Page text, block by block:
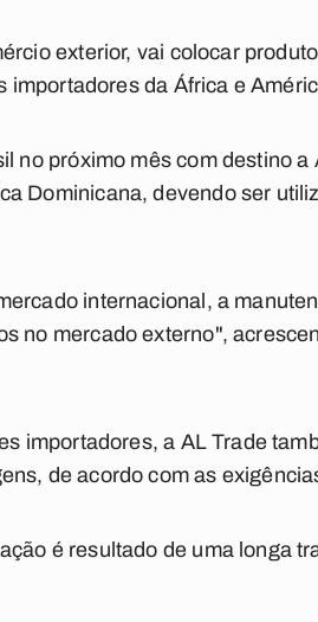
exterior, vai colocar
da África e
no próximo mês com destino
Dominicana, devendo ser
internacional, a
no mercado externo",
importadores, a AL Trade
de acordo com as
é resultado de uma longa